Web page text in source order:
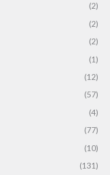
(2)
(2)
(2)
(1)
(12)
(57)
(4)
(77)
(10)
(131)